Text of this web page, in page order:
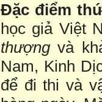
Đặc điểm
học giả Việt
thượngvà
Nam, Kinh
để đi thi và